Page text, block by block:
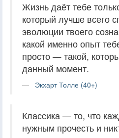
Жизнь даёт тебе
который лучше всего
эволюции твоего
какой именно опыт
просто — такой,
данный момент.
Экхарт Толле (40+)
Классика — то, что
нужным прочесть и